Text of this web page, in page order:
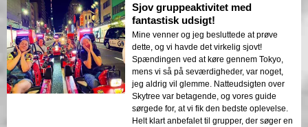
Sjov gruppeaktivitet med
fantastisk udsigt!
Mine venner og jeg besluttede at prøve
dette, og vi havde det virkelig sjovt!
Spændingen ved at køre gennem Tokyo,
mens vi så på seværdigheder, var noget,
jeg aldrig vil glemme. Natteudsigten over
Skytree var betagende, og vores guide
sørgede for, at vi fik den bedste oplevelse.
Helt klart anbefalet til grupper, der søger en